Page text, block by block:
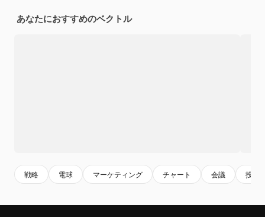
あなたにおすすめのベクトル
戦略 電球 マーケティング チャート 会議 投資